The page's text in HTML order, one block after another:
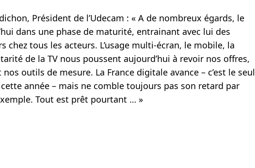
Président de l’Udecam : « A de nombreux égards, le
dans une phase de maturité, entrainant avec lui des
chez tous les acteurs. L’usage multi-écran, le mobile, la
de la TV nous poussent aujourd’hui à revoir nos offres,
outils de mesure. La France digitale avance – c’est le seul
année – mais ne comble toujours pas son retard par
Tout est prêt pourtant … »